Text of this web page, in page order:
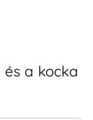
a kocka